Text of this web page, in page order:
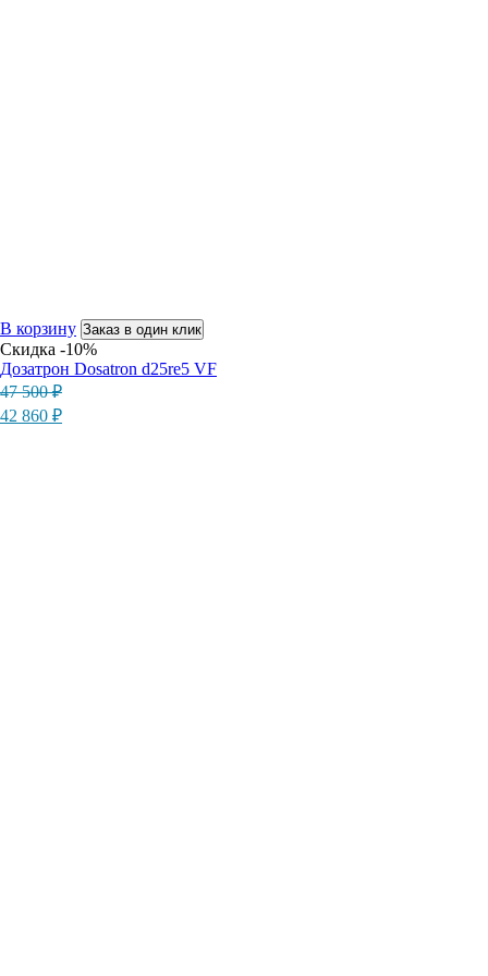
В корзину Заказ в один клик
Скидка -10%
Дозатрон Dosatron d25re5 VF
47 500₽
Первоначальная
цена
составляла
42 860 ₽
Текущая
цена:
42